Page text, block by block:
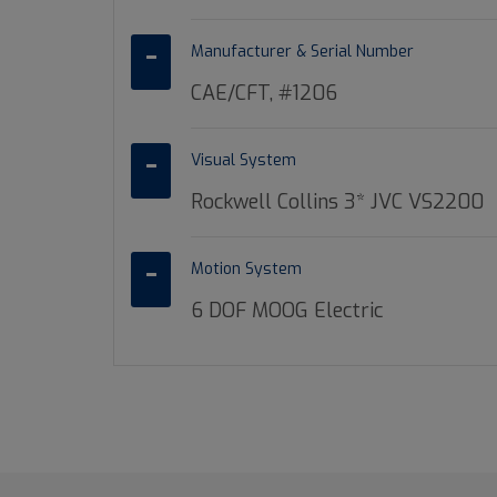
Manufacturer & Serial Number
CAE/CFT, #1206
Visual System
Rockwell Collins 3* JVC VS2200
Motion System
6 DOF MOOG Electric